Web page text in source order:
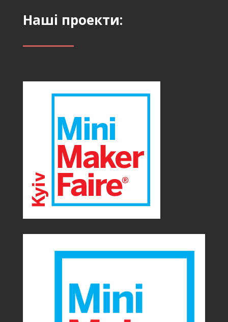
Наші проекти: